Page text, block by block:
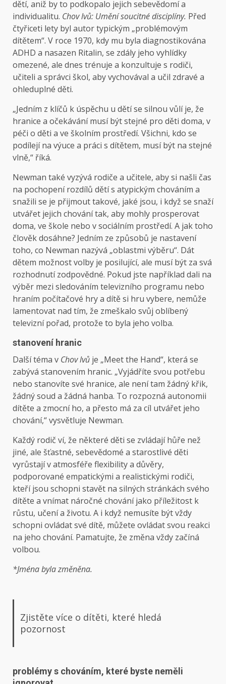
dětí, aniž by to podkopalo jejich sebevědomí a
individualitu. Chov lvů: Umění soucitné disciplíny. Před
čtyřiceti lety byl autor typickým „problémovým
dítětem“. V roce 1970, kdy mu byla diagnostikována
ADHD a nasazen Ritalin, se zdály jeho vyhlídky
omezené, ale dnes trénuje a konzultuje s rodiči,
učiteli a správci škol, aby vychovával a učil zdravé a
ohleduplné děti.
„Jedním z klíčů k úspěchu u dětí se silnou vůlí je, že
hranice a očekávání musí být stejné pro děti doma, v
péči o děti a ve školním prostředí. Všichni, kdo se
podílejí na výuce a práci s dítětem, musí být na stejné
vlně,“ říká.
Newman také vyzývá rodiče a učitele, aby si našli čas
na pochopení rozdílů dětí s atypickým chováním a
snažili se je přijmout takové, jaké jsou, i když se snaží
utvářet jejich chování tak, aby mohly prosperovat
doma, ve škole nebo v sociálním prostředí. A jak toho
člověk dosáhne? Jedním ze způsobů je nastavení
toho, co Newman nazývá „oblastmi výběru“. Dát
dětem možnost volby je posilující, ale musí být za svá
rozhodnutí zodpovědné. Pokud jste například dali na
výběr mezi sledováním televizního programu nebo
hraním počítačové hry a dítě si hru vybere, nemůže
lamentovat nad tím, že zmeškalo svůj oblíbený
televizní pořad, protože to byla jeho volba.
stanovení hranic
Další téma v Chov lvů je „Meet the Hand“, která se
zabývá stanovením hranic. „Vyjádříte svou potřebu
nebo stanovíte své hranice, ale není tam žádný křik,
žádný soud a žádná hanba. To rozpozná autonomii
dítěte a zmocní ho, a přesto má za cíl utvářet jeho
chování,“ vysvětluje Newman.
Každý rodič ví, že některé děti se zvládají hůře než
jiné, ale šťastné, sebevědomé a starostlivé děti
vyrůstají v atmosféře flexibility a důvěry,
podporované empatickými a realistickými rodiči,
kteří jsou schopni stavět na silných stránkách svého
dítěte a vnímat náročné chování jako příležitost k
růstu, učení a životu. A i když nemusíte být vždy
schopni ovládat své dítě, můžete ovládat svou reakci
na jeho chování. Pamatujte, že změna vždy začíná
volbou.
*Jména byla změněna.
Zjistěte více o dítěti, které hledá
pozornost
problémy s chováním, které byste neměli